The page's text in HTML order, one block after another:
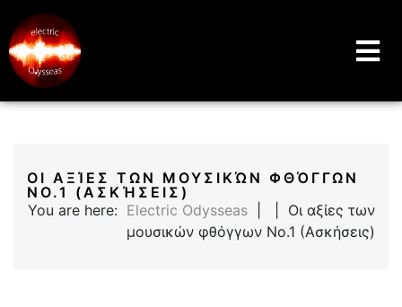
Electric Odysseas
Music Education Blog And Website
ΟΙ ΑΞΊΕΣ ΤΩΝ ΜΟΥΣΙΚΏΝ ΦΘΌΓΓΩΝ
ΝΟ.1 (ΑΣΚΉΣΕΙΣ)
You are here: Electric Odysseas | | Οι αξίες των
μουσικών φθόγγων Νο.1 (Ασκήσεις)